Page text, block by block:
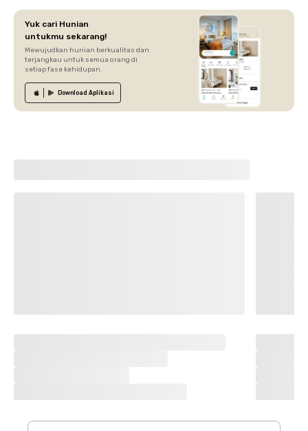
Yuk cari Hunian
untukmu sekarang!
Mewujudkan hunian berkualitas dan
terjangkau untuk semua orang di
setiap fase kehidupan.
Download Aplikasi